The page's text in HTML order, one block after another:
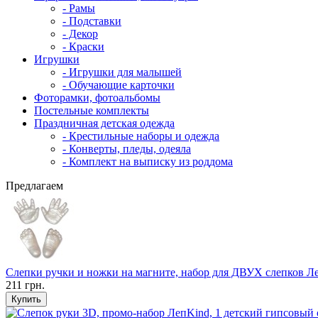
- Рамы
- Подставки
- Декор
- Краски
Игрушки
- Игрушки для малышей
- Обучающие карточки
Фоторамки, фотоальбомы
Постельные комплекты
Праздничная детская одежда
- Крестильные наборы и одежда
- Конверты, пледы, одеяла
- Комплект на выписку из роддома
Предлагаем
Слепки ручки и ножки на магните, набор для ДВУХ слепков
211 грн.